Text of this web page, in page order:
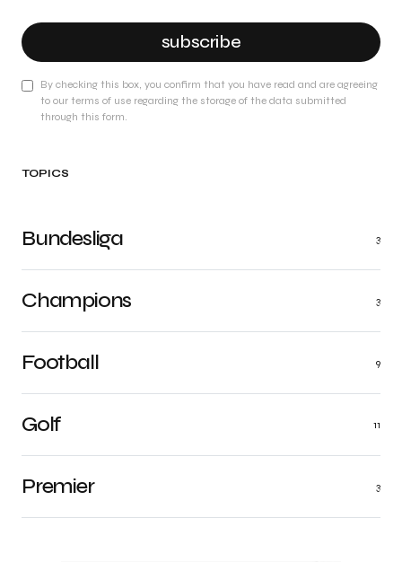
subscribe
By checking this box, you confirm that you have read and are agreeing
to our terms of use regarding the storage of the data submitted
through this form.
TOPICS
Bundesliga 3
Champions 3
Football 9
Golf 11
Premier 3